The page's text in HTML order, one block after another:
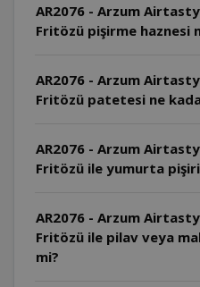
AR2076 - Arzum
Fritözü pişirme haznesi
AR2076 - Arzum
Fritözü patetesi ne
AR2076 - Arzum
Fritözü ile yumurta
AR2076 - Arzum
Fritözü ile pilav veya
mi?